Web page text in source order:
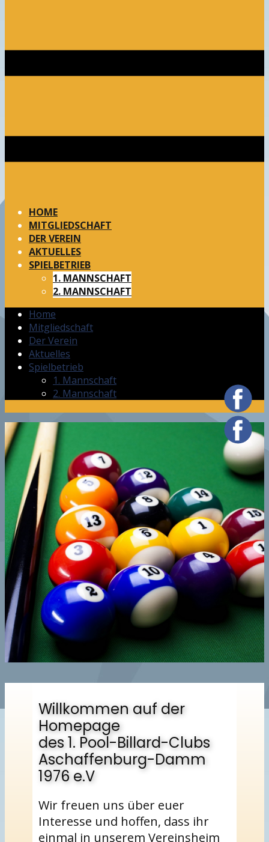
HOME
MITGLIEDSCHAFT
DER VEREIN
AKTUELLES
SPIELBETRIEB
1. MANNSCHAFT
2. MANNSCHAFT
Home
Mitgliedschaft
Der Verein
Aktuelles
Spielbetrieb
1. Mannschaft
2. Mannschaft
Willkommen auf der
Homepage
des 1. Pool-Billard-Clubs
Aschaffenburg-Damm
1976 e.V
Wir freuen uns über euer
Interesse und hoffen, dass ihr
einmal in unserem Vereinsheim